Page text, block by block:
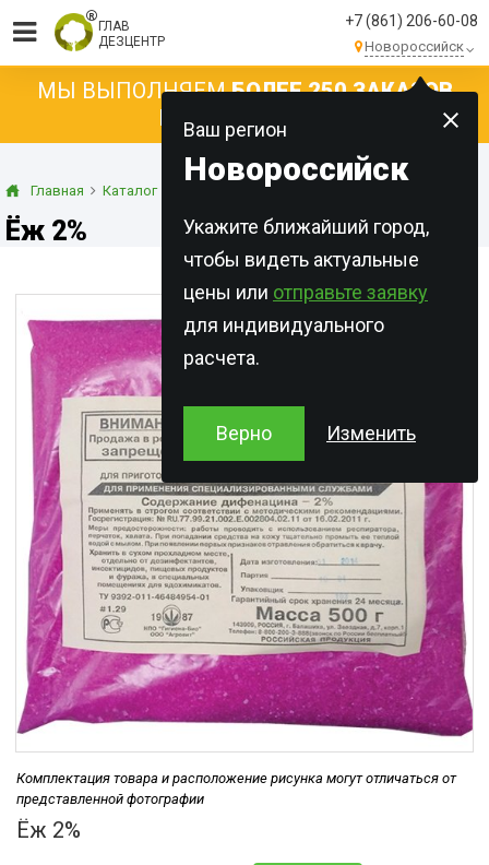
ГЛАВ
ДЕЗЦЕНТР
+7 (861) 206-60-08
Новороссийск
Ваш регион
Новороссийск
Укажите ближайший город,
чтобы видеть актуальные
цены или отправьте заявку
для индивидуального
расчета.
Верно Изменить
МЫ ВЫПОЛНЯЕМБОЛЕЕ 250 ЗАКАЗОВ
КАЖДЫЙ ДЕНЬ!
Главная Каталог Концентраты
Ёж 2%
Комплектация товара и расположение рисунка могут отличаться от
представленной фотографии
Ёж 2%